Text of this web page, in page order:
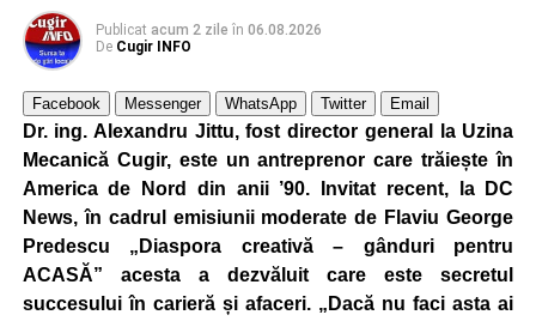
Publicat acum 2 zile în 06.08.2026
De Cugir INFO
Facebook Messenger WhatsApp Twitter Email
Dr. ing. Alexandru Jittu, fost director general la Uzina
Mecanică Cugir, este un antreprenor care trăiește în
America de Nord din anii ’90. Invitat recent, la DC
News, în cadrul emisiunii moderate de Flaviu George
Predescu „Diaspora creativă – gânduri pentru
ACASĂ” acesta a dezvăluit care este secretul
succesului în carieră și afaceri. „Dacă nu faci asta ai